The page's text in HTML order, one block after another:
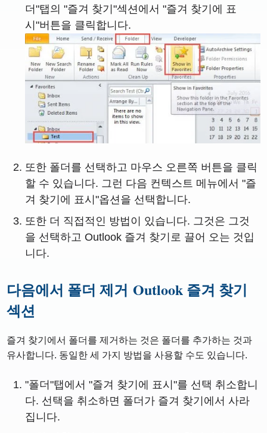
더"탭의 "즐겨 찾기"섹션에서 "즐겨 찾기에 표
시"버튼을 클릭합니다.
또한 폴더를 선택하고 마우스 오른쪽 버튼을 클릭
할 수 있습니다. 그런 다음 컨텍스트 메뉴에서 "즐
겨 찾기에 표시"옵션을 선택합니다.
또한 더 직접적인 방법이 있습니다. 그것은 그것
을 선택하고 Outlook 즐겨 찾기로 끌어 오는 것입
니다.
다음에서 폴더 제거Outlook 즐겨 찾기
섹션
즐겨 찾기에서 폴더를 제거하는 것은 폴더를 추가하는 것과
유사합니다. 동일한 세 가지 방법을 사용할 수도 있습니다.
"폴더"탭에서 "즐겨 찾기에 표시"를 선택 취소합니
다. 선택을 취소하면 폴더가 즐겨 찾기에서 사라
집니다.